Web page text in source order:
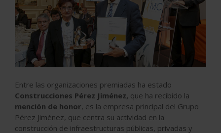
Entre las organizaciones premiadas ha estado
Construcciones Pérez Jiménez, que ha recibido la
mención de honor, es la empresa principal del Grupo
Pérez Jiménez, que centra su actividad en la
construcción de infraestructuras públicas, privadas y